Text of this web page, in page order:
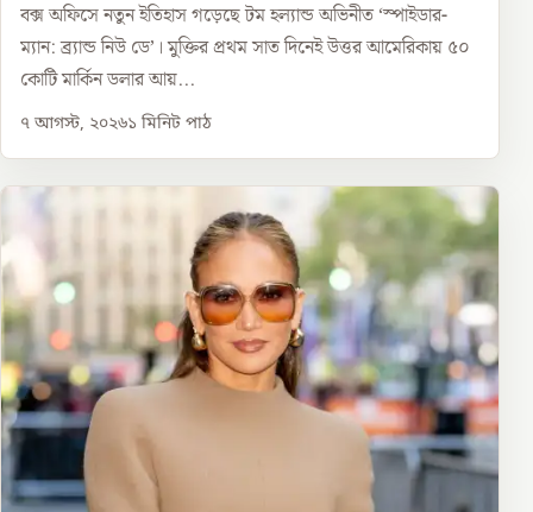
বক্স অফিসে নতুন ইতিহাস গড়েছে টম হল্যান্ড অভিনীত ‘স্পাইডার-
ম্যান: ব্র্যান্ড নিউ ডে’। মুক্তির প্রথম সাত দিনেই উত্তর আমেরিকায় ৫০
কোটি মার্কিন ডলার আয়...
৭ আগস্ট, ২০২৬১ মিনিট পাঠ